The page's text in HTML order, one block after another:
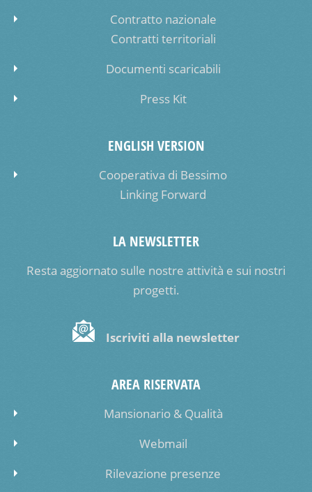
Contratto nazionale
Contratti territoriali
Documenti scaricabili
Press Kit
ENGLISH VERSION
Cooperativa di Bessimo
Linking Forward
LA NEWSLETTER
Resta aggiornato sulle nostre attività e sui nostri
progetti.
Iscriviti alla newsletter
AREA RISERVATA
Mansionario & Qualità
Webmail
Rilevazione presenze